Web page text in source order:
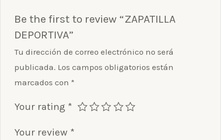
Be the first to review “ZAPATILLA
DEPORTIVA”
Tu dirección de correo electrónico no será
publicada. Los campos obligatorios están
marcados con *
Your rating *
Your review *